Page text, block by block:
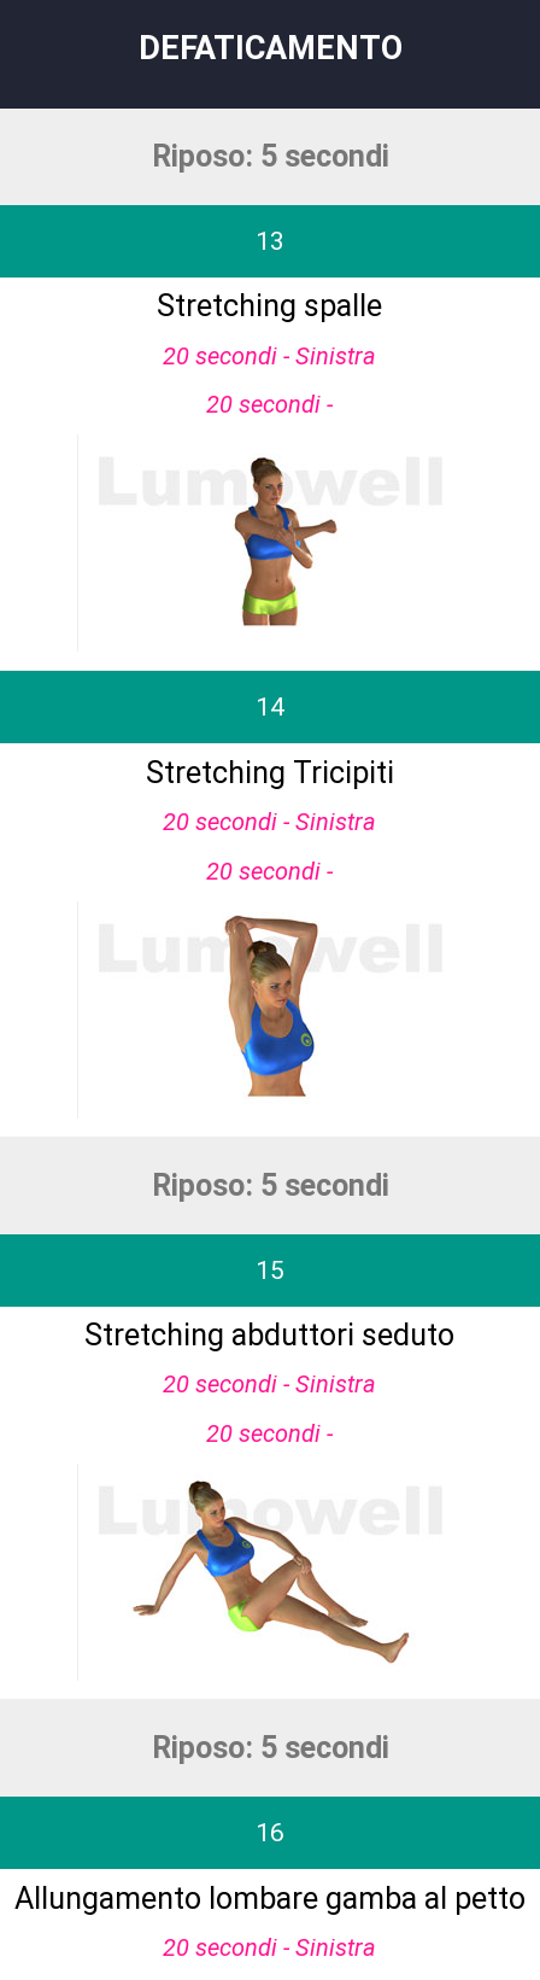
DEFATICAMENTO
Riposo: 5 secondi
13
Stretching spalle
20 secondi - Sinistra
20 secondi -
14
Stretching Tricipiti
20 secondi - Sinistra
20 secondi -
Riposo: 5 secondi
15
Stretching abduttori seduto
20 secondi - Sinistra
20 secondi -
Riposo: 5 secondi
16
Allungamento lombare gamba al petto
20 secondi - Sinistra